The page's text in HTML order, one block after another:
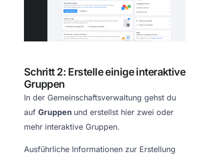
Schritt 2: Erstelle einige interaktive
Gruppen
In der Gemeinschaftsverwaltung gehst du
auf Gruppen und erstellst hier zwei oder
mehr interaktive Gruppen.
Ausführliche Informationen zur Erstellung